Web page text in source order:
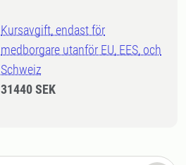
Kursavgift, endast för
medborgare utanför EU, EES, och
Schweiz
31440 SEK